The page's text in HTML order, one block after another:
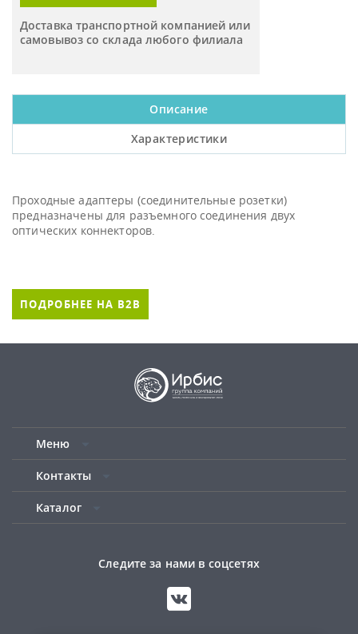
Доставка транспортной компанией или
самовывоз со склада любого филиала
Описание
Характеристики
Проходные адаптеры (соединительные розетки)
предназначены для разъемного соединения двух
оптических коннекторов.
ПОДРОБНЕЕ НА B2B
Меню
Контакты
Каталог
Следите за нами в соцсетях